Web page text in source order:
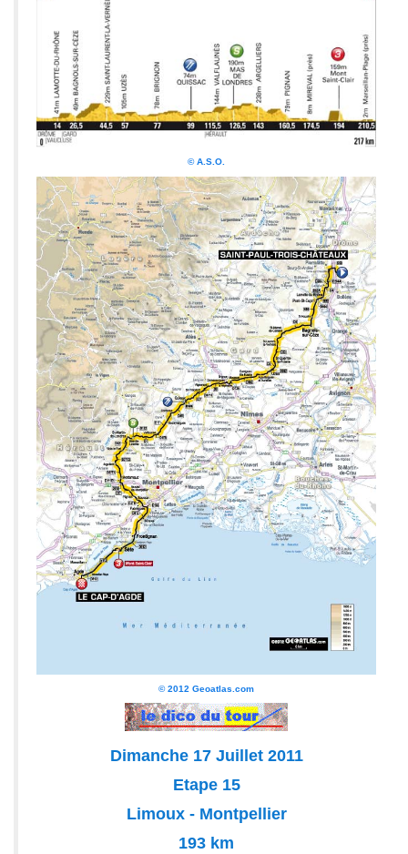
© A.S.O.
© 2012 Geoatlas.com
Dimanche 17 Juillet 2011
Etape 15
Limoux - Montpellier
193 km